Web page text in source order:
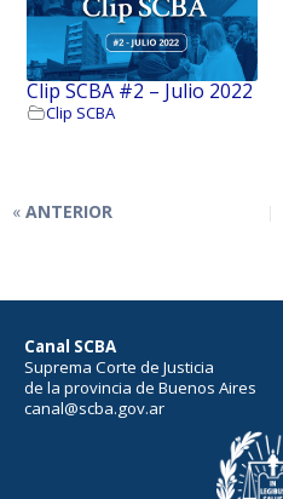
Clip SCBA #2 – Julio 2022
Clip SCBA
ANTERIOR
Canal SCBA
Suprema Corte de Justicia
de la provincia de Buenos Aires
canal@scba.gov.ar